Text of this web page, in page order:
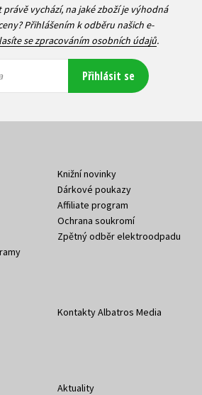
vychází, na jaké zboží je výhodná
Přihlášením k odběru našich e-
se zpracováním osobních údajů.
Přihlásit se
Knižní novinky
Dárkové poukazy
Affiliate program
Ochrana soukromí
Zpětný odběr elektroodpadu
Kontakty Albatros Media
Aktuality